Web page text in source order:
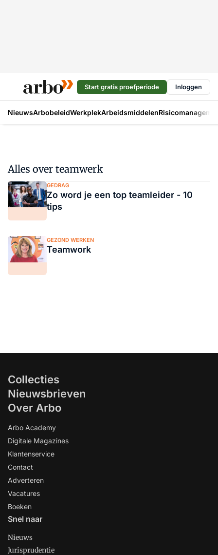
Start gratis proefperiode Inloggen
NieuwsArbobeleidWerkplekArbeidsmiddelen
Alles over teamwerk
GEDRAG
Zo word je een top teamleider - 10
tips
GEZOND WERKEN
Teamwork
Collecties
Nieuwsbrieven
Over Arbo
Arbo Academy
Digitale Magazines
Klantenservice
Contact
Adverteren
Vacatures
Boeken
Snel naar
Nieuws
Jurisprudentie